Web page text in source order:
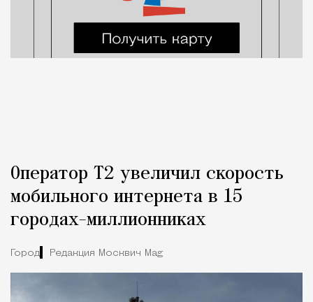
Оператор Т2 увеличил скорость
мобильного интернета в 15
городах-миллионниках
Город Редакция Москвич Mag